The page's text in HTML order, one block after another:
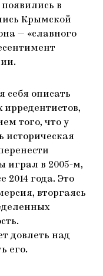
в
Крымской
— «славного
себя описать
того, что у
историческая
играл в 2005-м,
2014 года. Это
вторгаясь
довлеть над
его.